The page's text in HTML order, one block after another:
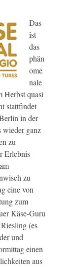
Das
ist
das
phän
ome
nale
Herbst quasi
stattfindet
in der
ganz
zu
Erlebnis
zu
eine von
zum
Käse-Guru
(es
und
einen
aus